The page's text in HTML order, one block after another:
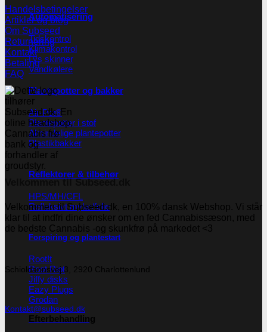
Automatisering
Tidskontrol
Klimakontrol
Lys skinner
Vandkølere
Plantepotter og bakker
Air-Pot®
Plantepotter i stof
Almindelige plantepotter
Plastikbakker
Reflektorer & tilbehør
HPS/MH/CFL
Refleksivt mylar/folie
Forspiring og plantestart
Root!t
Root Riot
Jiffy disks
Eazy Plugs
Grodan
Efterbehandling
Handelsbetingelser
Artikler og blog
Om Subseed
Returnering
Kontakt
Betaling
FAQ
Velkommen til Subseed.dk
Velkommen til Subseed.dk, en 100% dansk Webshop. Vi står
klar til at indfri dine ønsker om en fed Cannabissæson, med
de bedste Cannabis -og skunkfrø på markedet <3
Schioldannsvej 3, 2920 Charlottenlund
Kontakt@subseed.dk